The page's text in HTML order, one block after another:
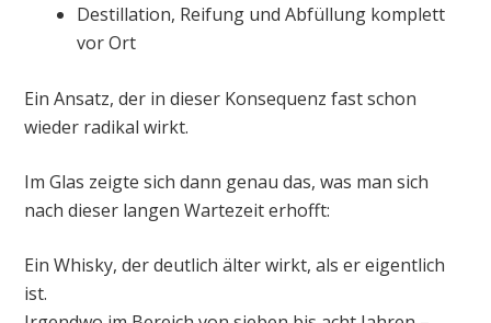
Destillation, Reifung und Abfüllung komplett
vor Ort
Ein Ansatz, der in dieser Konsequenz fast schon
wieder radikal wirkt.
Im Glas zeigte sich dann genau das, was man sich
nach dieser langen Wartezeit erhofft:
Ein Whisky, der deutlich älter wirkt, als er eigentlich
ist.